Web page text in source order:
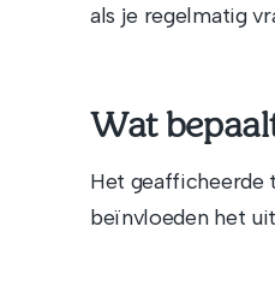
als je regelmatig
Wat
Het geafficheerde
beïnvloeden het